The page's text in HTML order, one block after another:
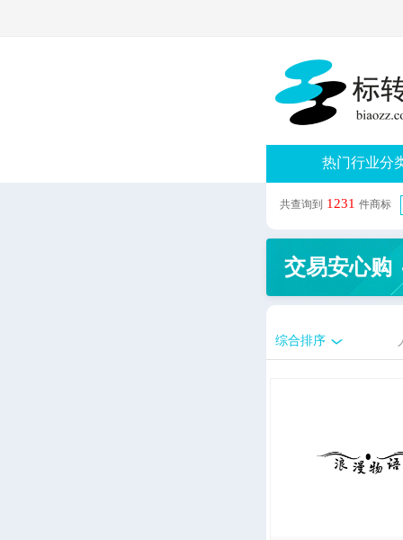
热门行业分
共查询到 1231 件商标
交易安心购
综合排序